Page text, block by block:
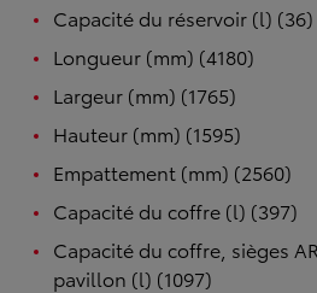
Capacité du réservoir (l) (36)
Longueur (mm) (4180)
Largeur (mm) (1765)
Hauteur (mm) (1595)
Empattement (mm) (2560)
Capacité du coffre (l) (397)
Capacité du coffre, sièges
pavillon (l) (1097)